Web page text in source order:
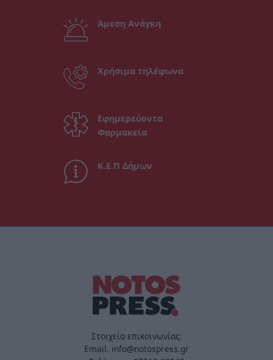
Άμεση Ανάγκη
Χρήσιμα τηλέφωνα
Εφημερεύοντα
Φαρμακεία
Κ.Ε.Π Δήμων
Στοιχεία επικοινωνίας:
Email. info@notospress.gr